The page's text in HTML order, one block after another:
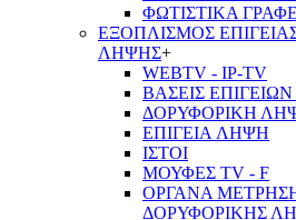
ΦΩΤΙΣΤΙΚΑ
ΕΞΟΠΛΙΣΜΟΣ
ΛΗΨΗΣ+
WEBTV - IP-TV
ΒΑΣΕΙΣ
ΔΟΡΥΦΟΡΙΚΗ
ΕΠΙΓΕΙA ΛΗΨΗ
ΙΣΤΟΙ
ΜΟΥΦΕΣ TV - F
ΟΡΓΑΝΑ
ΔΟΡΥΦΟΡΙΚΗΣ